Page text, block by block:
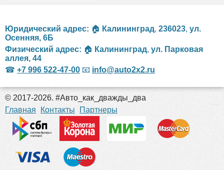
Юридический адрес: 🏠 Калининград, 236023, ул.
Осенняя, 6Б
Физический адрес: 🏠 Калининград, ул. Парковая
аллея, 44
☎ +7 996 522-47-00 📧 info@auto2x2.ru
© 2017-2026. #Авто_как_дважды_два
Главная
Контакты Партнеры